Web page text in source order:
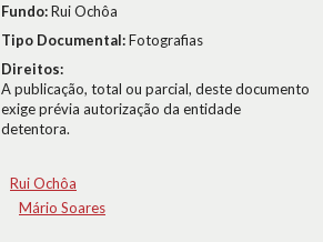
Fundo:Rui Ochôa
Tipo Documental:Fotografias
Direitos:
A publicação, total ou parcial, deste documento
exige prévia autorização da entidade
detentora.
Rui Ochôa
Mário Soares